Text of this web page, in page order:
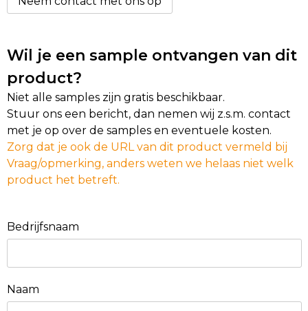
Goodiebags
Wil je een sample ontvangen van dit
product?
Niet alle samples zijn gratis beschikbaar.
Stuur ons een bericht, dan nemen wij z.s.m. contact
met je op over de samples en eventuele kosten.
Zorg dat je ook de URL van dit product vermeld bij
Vraag/opmerking, anders weten we helaas niet welk
product het betreft.
Bedrijfsnaam
Naam